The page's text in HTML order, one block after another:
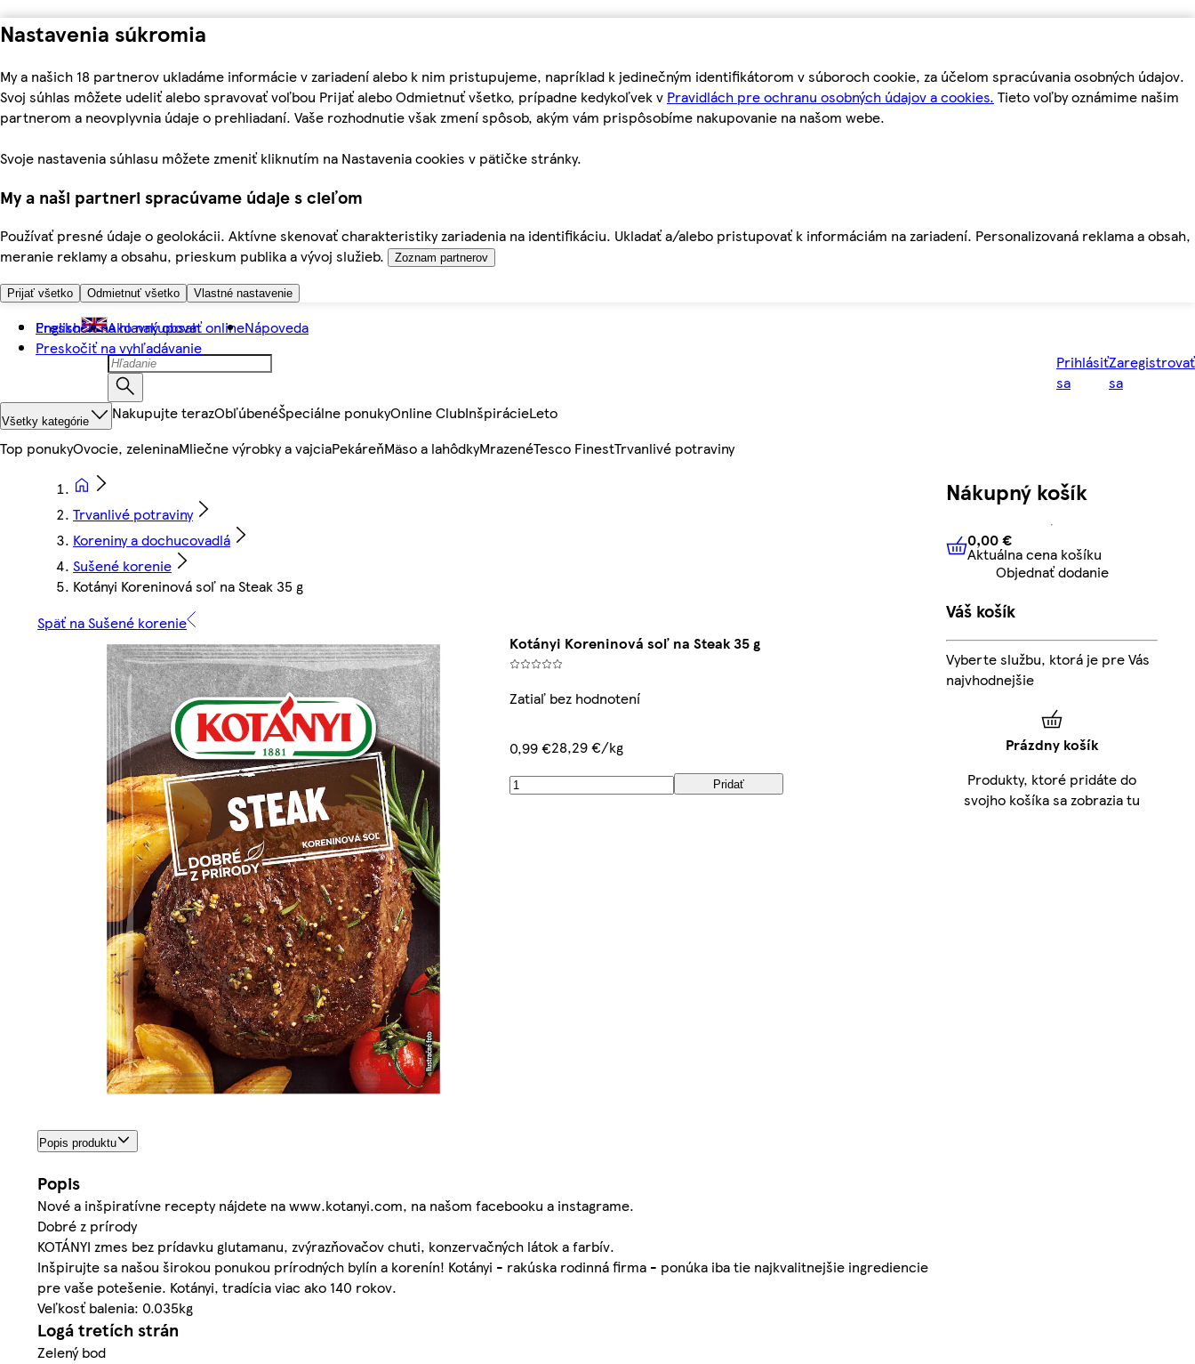
Nastavenia súkromia
My a našich 18 partnerov ukladáme informácie v zariadení alebo k nim pristupujeme, napríklad k jedinečným identifikátorom v súboroch cookie, za účelom spracúvania osobných údajov.
Svoj súhlas môžete udeliť alebo spravovať voľbou Prijať alebo Odmietnuť všetko, prípadne kedykoľvek v Pravidlách pre ochranu osobných údajov a cookies. Tieto voľby oznámime našim
partnerom a neovplyvnia údaje o prehliadaní. Vaše rozhodnutie však zmení spôsob, akým vám prispôsobíme nakupovanie na našom webe.
Svoje nastavenia súhlasu môžete zmeniť kliknutím na Nastavenia cookies v pätičke stránky.
My a naši partneri spracúvame údaje s cieľom
Používať presné údaje o geolokácii. Aktívne skenovať charakteristiky zariadenia na identifikáciu. Ukladať a/alebo pristupovať k informáciám na zariadení. Personalizovaná reklama a obsah,
meranie reklamy a obsahu, prieskum publika a vývoj služieb.
Zoznam partnerov
Prijať všetko Odmietnuť všetko Vlastné nastavenie
Preskočiť na hlavný obsah
Preskočiť na vyhľadávanie
English Ako nakupovať onlineNápoveda
Prihlásiť
sa
Zaregistrovať
sa
Všetky kategórie Nakupujte terazObľúbenéŠpeciálne ponukyOnline ClubInšpirácieLeto
Top ponukyOvocie, zeleninaMliečne výrobky a vajciaPekáreňMäso a lahôdkyMrazenéTesco FinestTrvanlivé potraviny
Trvanlivé potraviny
Koreniny a dochucovadlá
Sušené korenie
Kotányi Koreninová soľ na Steak 35 g
Späť na Sušené korenie
Kotányi Koreninová soľ na Steak 35 g
Zatiaľ bez hodnotení
0,99 €28,29 €/kg
Pridať
Popis produktu
Popis
Nové a inšpiratívne recepty nájdete na www.kotanyi.com, na našom facebooku a instagrame.
Dobré z prírody
KOTÁNYI zmes bez prídavku glutamanu, zvýrazňovačov chuti, konzervačných látok a farbív.
Inšpirujte sa našou širokou ponukou prírodných bylín a korenín! Kotányi - rakúska rodinná firma - ponúka iba tie najkvalitnejšie ingrediencie
pre vaše potešenie. Kotányi, tradícia viac ako 140 rokov.
Veľkosť balenia: 0.035kg
Logá tretích strán
Zelený bod
Nákupný košík
0,00 € Aktuálna cena košíku
0,00 €
Aktuálna cena košíku
Objednať dodanie
Váš košík
Vyberte službu, ktorá je pre Vás
najvhodnejšie
Prázdny košík
Produkty, ktoré pridáte do
svojho košíka sa zobrazia tu